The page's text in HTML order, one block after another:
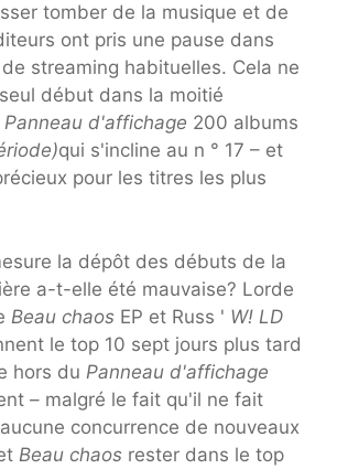
tomber de la musique et de
ont pris une pause dans
streaming habituelles. Cela ne
début dans la moitié
Panneau d'affichage 200 albums
qui s'incline au n ° 17 – et
pour les titres les plus
la dépôt des débuts de la
a-t-elle été mauvaise? Lorde
Beau chaos EP et Russ ' W! LD
le top 10 sept jours plus tard
hors du Panneau d'affichage
– malgré le fait qu'il ne fait
concurrence de nouveaux
Beau chaos rester dans le top